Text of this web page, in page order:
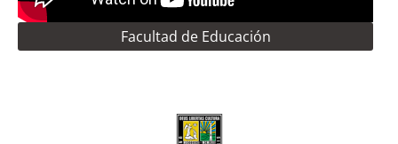
Facultad de Educación